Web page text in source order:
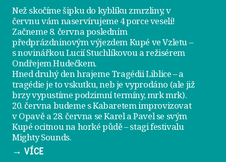
Než skočíme šipku do kyblíku zmrzliny, v
červnu vám naservírujeme 4 porce veselí!
Začneme 8. června posledním
předprázdninovým výjezdemKupé ve Vzletu–
s novinářkou Lucií Stuchlíkovou a režisérem
Ondřejem Hudečkem.
Hned druhý den hrajeme Tragédii Liblice– a
tragédie je to vskutku, neb je vyprodáno (ale již
brzy vypustíme podzimní termíny, mrk mrk).
20. června budeme s Kabaretem improvizovat
v Opavě a 28. června se Karel a Pavel se svým
Kupé ocitnou na horké půdě – stagi festivalu
Mighty Sounds.
→ VÍCE